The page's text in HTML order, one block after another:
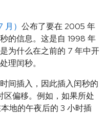
） 公布了要在 2005 年
的信息。这是自 1998 年
为什么在之前的 7 年中开
理闰秒。
间插入，因此插入闰秒的
区偏移。例如，如果所处
地的午夜后的 3 小时插